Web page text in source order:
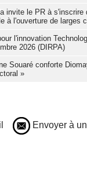
invite le PR à
à l'ouverture de larges
l'innovation
2026 (DIRPA)
Souaré conforte
»
Envoyer à